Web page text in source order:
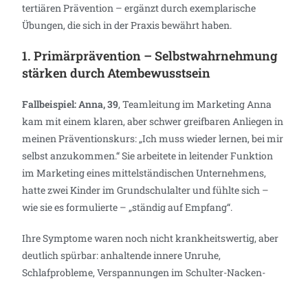
tertiären Prävention – ergänzt durch exemplarische
Übungen, die sich in der Praxis bewährt haben.
1. Primärprävention – Selbstwahrnehmung
stärken durch Atembewusstsein
Fallbeispiel: Anna, 39, Teamleitung im Marketing Anna
kam mit einem klaren, aber schwer greifbaren Anliegen in
meinen Präventionskurs: „Ich muss wieder lernen, bei mir
selbst anzukommen.“ Sie arbeitete in leitender Funktion
im Marketing eines mittelständischen Unternehmens,
hatte zwei Kinder im Grundschulalter und fühlte sich –
wie sie es formulierte – „ständig auf Empfang“.
Ihre Symptome waren noch nicht krankheitswertig, aber
deutlich spürbar: anhaltende innere Unruhe,
Schlafprobleme, Verspannungen im Schulter-Nacken-